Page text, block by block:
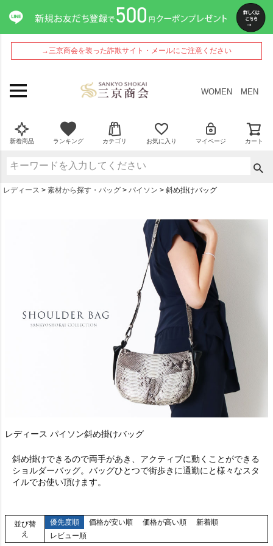
→三京商会を装った詐欺サイト・メールにご注意ください
WOMEN MEN
新着商品 ランキング カテゴリ お気に入り マイページ カート
レディース 素材から探す・バッグ パイソン 斜め掛けバッグ
レディース パイソン斜め掛けバッグ
斜め掛けできるので両手があき、アクティブに動くことができる
ショルダーバッグ。バッグひとつで街歩きに通勤にと様々なスタ
イルでお使い頂けます。
並び替
え
優先度順 価格が安い順 価格が高い順
新着順
レビュー順